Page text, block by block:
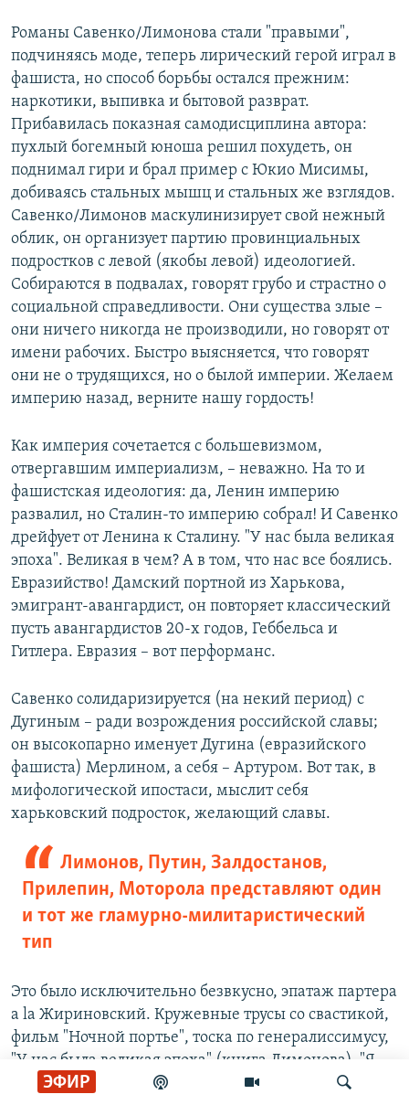
ЭФИР
Романы Савенко/Лимонова стали "правыми",
подчиняясь моде, теперь лирический герой играл в
фашиста, но способ борьбы остался прежним:
наркотики, выпивка и бытовой разврат.
Прибавилась показная самодисциплина автора:
пухлый богемный юноша решил похудеть, он
поднимал гири и брал пример с Юкио Мисимы,
добиваясь стальных мышц и стальных же взглядов.
Савенко/Лимонов маскулинизирует свой нежный
облик, он организует партию провинциальных
подростков с левой (якобы левой) идеологией.
Собираются в подвалах, говорят грубо и страстно о
социальной справедливости. Они существа злые –
они ничего никогда не производили, но говорят от
имени рабочих. Быстро выясняется, что говорят
они не о трудящихся, но о былой империи. Желаем
империю назад, верните нашу гордость!
Как империя сочетается с большевизмом,
отвергавшим империализм, – неважно. На то и
фашистская идеология: да, Ленин империю
развалил, но Сталин-то империю собрал! И Савенко
дрейфует от Ленина к Сталину. "У нас была великая
эпоха". Великая в чем? А в том, что нас все боялись.
Евразийство! Дамский портной из Харькова,
эмигрант-авангардист, он повторяет классический
пусть авангардистов 20-х годов, Геббельса и
Гитлера. Евразия – вот перформанс.
Савенко солидаризируется (на некий период) с
Дугиным – ради возрождения российской славы;
он высокопарно именует Дугина (евразийского
фашиста) Мерлином, а себя – Артуром. Вот так, в
мифологической ипостаси, мыслит себя
харьковский подросток, желающий славы.
Лимонов, Путин, Залдостанов,
Прилепин, Моторола представляют один
и тот же гламурно-милитаристический
тип
Это было исключительно безвкусно, эпатаж партера
a la Жириновский. Кружевные трусы со свастикой,
фильм "Ночной портье", тоска по генералиссимусу,
"У нас была великая эпоха" (книга Лимонова), "Я
куплю себе портрет Сталина" (песня Прилепина),